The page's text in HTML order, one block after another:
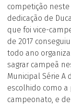
competição
dedicação de
que foi vice-
de 2017
todo ano
sagrar campeã
Municipal Série A
escolhido como a
campeonato, e